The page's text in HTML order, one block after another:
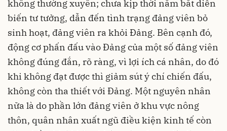
không thường xuyên; chưa kịp thời nắm bắt diễn
biến tư tưởng, dẫn đến tình trạng đảng viên bỏ
sinh hoạt, đảng viên ra khỏi Đảng. Bên cạnh đó,
động cơ phấn đấu vào Đảng của một số đảng viên
không đúng đắn, rõ ràng, vì lợi ích cá nhân, do đó
khi không đạt được thì giảm sút ý chí chiến đấu,
không còn tha thiết với Đảng. Một nguyên nhân
nữa là do phần lớn đảng viên ở khu vực nông
thôn, quân nhân xuất ngũ điều kiện kinh tế còn